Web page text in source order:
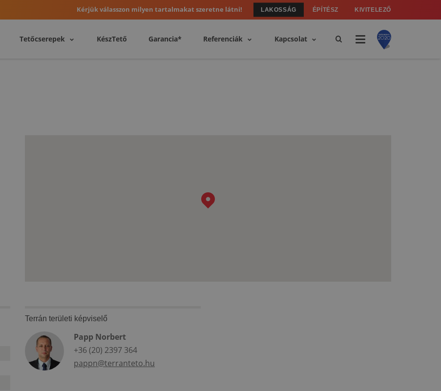
Kérjük válasszon milyen tartalmakat szeretne látni! LAKOSSÁG ÉPÍTÉSZ KIVITELEZŐ
Tetőcserepek KészTető Garancia* Referenciák Kapcsolat
Terrán területi képviselő
Papp Norbert
+36 (20) 2397 364
pappn@terranteto.hu